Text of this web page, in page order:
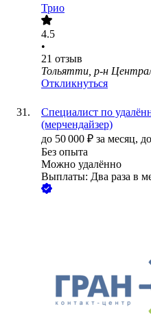
Трио
4.5
•
21 отзыв
Тольятти, р-н
Откликнуться
Специалист по
(мерчендайзер)
до 50 000 ₽ за месяц,
Без опыта
Можно удалённо
Выплаты: Два раза в